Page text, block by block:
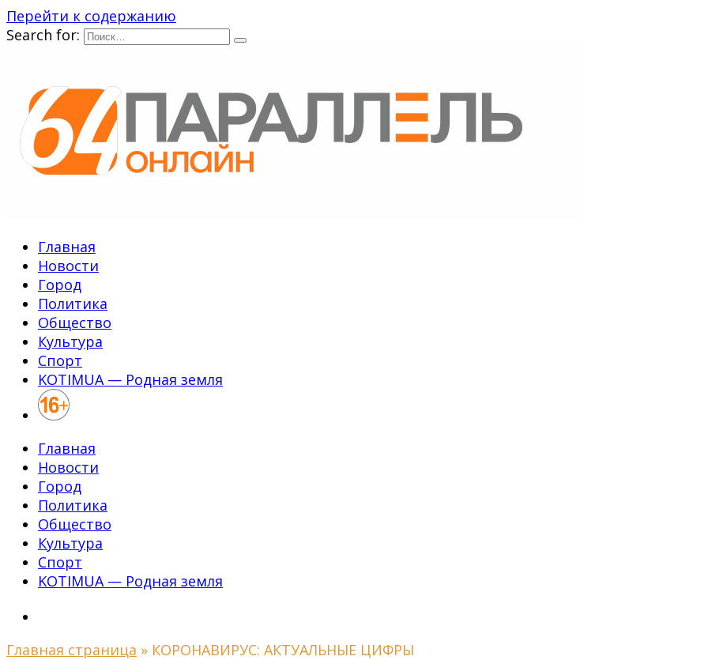
Перейти к содержанию
Search for:
Главная
Новости
Город
Политика
Общество
Культура
Спорт
KOTIMUA — Родная земля
Главная
Новости
Город
Политика
Общество
Культура
Спорт
KOTIMUA — Родная земля
Главная страница » КОРОНАВИРУС: АКТУАЛЬНЫЕ ЦИФРЫ